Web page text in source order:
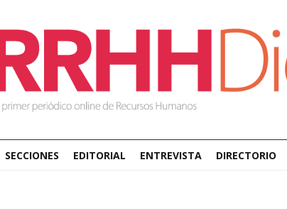
SECCIONES EDITORIAL ENTREVISTA DIRECTORIO